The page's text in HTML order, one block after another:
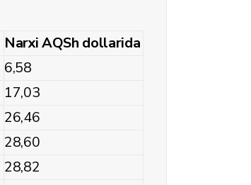
Narxi AQSh dollarida
6,58
17,03
26,46
28,60
28,82